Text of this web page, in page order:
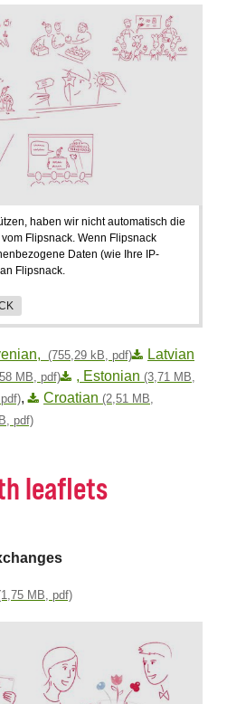
haben wir nicht automatisch die
Flipsnack. Wenn Flipsnack
Daten (wie Ihre IP-
Flipsnack.
(755,29 kB, pdf) Latvian
MB, pdf) , Estonian (3,71 MB,
, Croatian (2,51 MB,
pdf)
leaflets
MB, pdf)